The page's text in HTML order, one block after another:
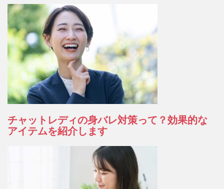
チャットレディの身バレ対策って？効果的な
アイテムを紹介します